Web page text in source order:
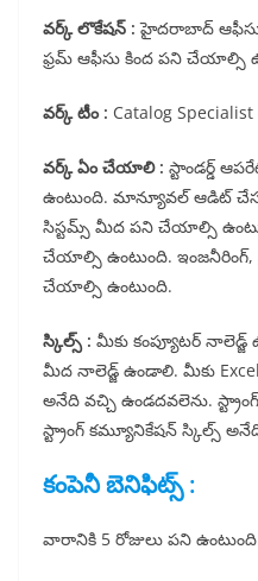
వర్క్ లొకేషన్ :హైదరాబాద్
ఫ్రమ్ ఆఫీసు కింద పని చేయాల్సి
వర్క్ టీం : Catalog
వర్క్ ఏం చేయాలి : స్టాండర్డ్
ఉంటుంది. మాన్యూవల్ ఆడిట్
సిస్టమ్స్ మీద పని చేయాల్సి
చేయాల్సి ఉంటుంది. ఇంజనీరింగ్,
చేయాల్సి ఉంటుంది.
స్కిల్స్ : మీకు కంప్యూటర్ నాలెడ్జ్
మీద నాలెడ్జ్ ఉండాలి. మీకు
అనేది వచ్చి ఉండదవలెను.
స్ట్రాంగ్ కమ్యూనికేషన్ స్కిల్స్
కంపెనీ బెనిఫిట్స్ :
వారానికి 5 రోజులు పని